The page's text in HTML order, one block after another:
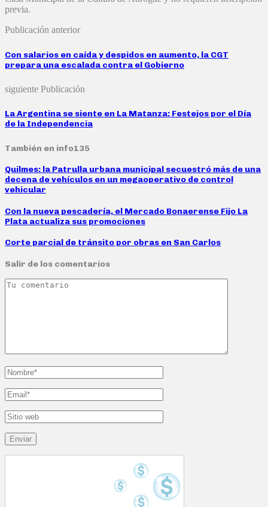
previa.
Publicación anterior
Con salarios en caída y despidos en aumento, la CGT
prepara una escalada contra el Gobierno
siguiente Publicación
La Argentina se siente en La Matanza: Festejos por el Día
de la Independencia
También en info135
Quilmes: la Patrulla urbana municipal secuestró más de una
decena de vehículos en un megaoperativo de control
vehicular
Con la nueva pescadería, el Mercado Bonaerense Fijo La
Plata actualiza sus promociones
Corte parcial de tránsito por obras en San Carlos
Salir de los comentarios